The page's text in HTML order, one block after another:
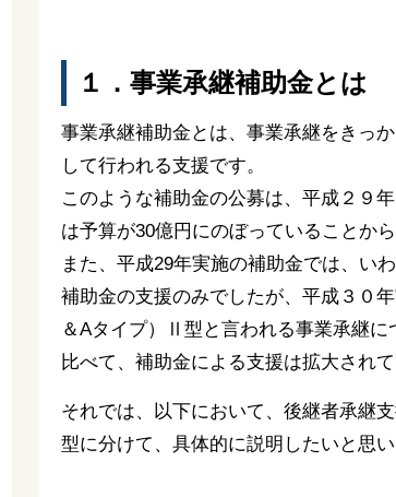
１．事業承継補助金とは
事業承継補助金とは、事業承継をきっ
して行われる支援です。
このような補助金の公募は、平成２９
は予算が30億円にのぼっていることか
また、平成29年実施の補助金では、い
補助金の支援のみでしたが、平成３０
＆Aタイプ）Ⅱ型と言われる事業承継に
比べて、補助金による支援は拡大されて
それでは、以下において、後継者承継
型に分けて、具体的に説明したいと思い